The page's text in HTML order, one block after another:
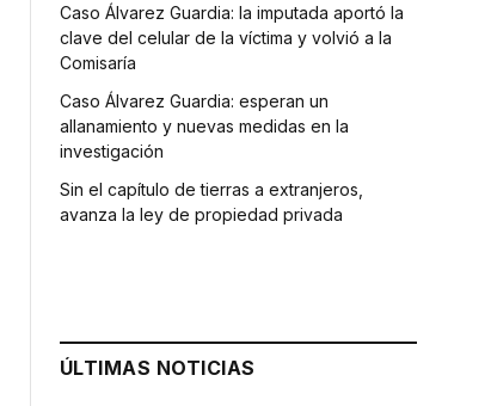
Caso Álvarez Guardia: la imputada aportó la
clave del celular de la víctima y volvió a la
Comisaría
Caso Álvarez Guardia: esperan un
allanamiento y nuevas medidas en la
investigación
Sin el capítulo de tierras a extranjeros,
avanza la ley de propiedad privada
ÚLTIMAS NOTICIAS